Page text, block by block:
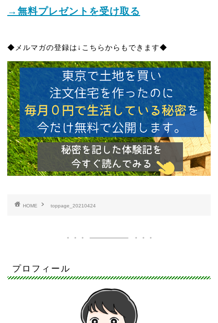
→無料プレゼントを受け取る
◆メルマガの登録は↓こちらからもできます◆
HOME toppage_20210424
プロフィール